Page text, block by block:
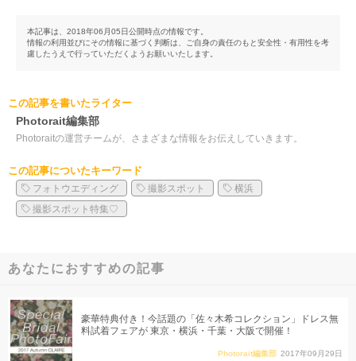
本記事は、2018年06月05日公開時点の情報です。
情報の利用並びにその情報に基づく判断は、ご自身の責任のもと安全性・有用性を考
慮したうえで行っていただくようお願いいたします。
この記事を書いたライター
Photorait編集部
Photoraitの運営チームが、さまざまな情報をお伝えしていきます。
この記事についたキーワード
フォトウエディング 撮影スポット
横浜
撮影スポット特集♡
あなたにおすすめの記事
豪華特典付き！今話題の「佐々木希コレクション」ドレス無
料試着フェアが 東京・横浜・千葉・大阪で開催！
Photorait編集部 2017年09月29日